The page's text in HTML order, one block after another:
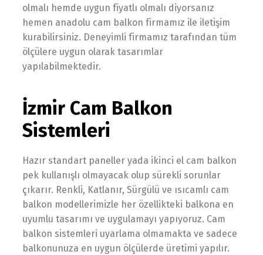
olmalı hemde uygun fiyatlı olmalı diyorsanız
hemen anadolu cam balkon firmamız ile iletişim
kurabilirsiniz. Deneyimli firmamız tarafından tüm
ölçülere uygun olarak tasarımlar
yapılabilmektedir.
İzmir Cam Balkon
Sistemleri
Hazır standart paneller yada ikinci el cam balkon
pek kullanışlı olmayacak olup sürekli sorunlar
çıkarır. Renkli, Katlanır, Sürgülü ve ısıcamlı cam
balkon modellerimizle her özellikteki balkona en
uyumlu tasarımı ve uygulamayı yapıyoruz. Cam
balkon sistemleri uyarlama olmamakta ve sadece
balkonunuza en uygun ölçülerde üretimi yapılır.